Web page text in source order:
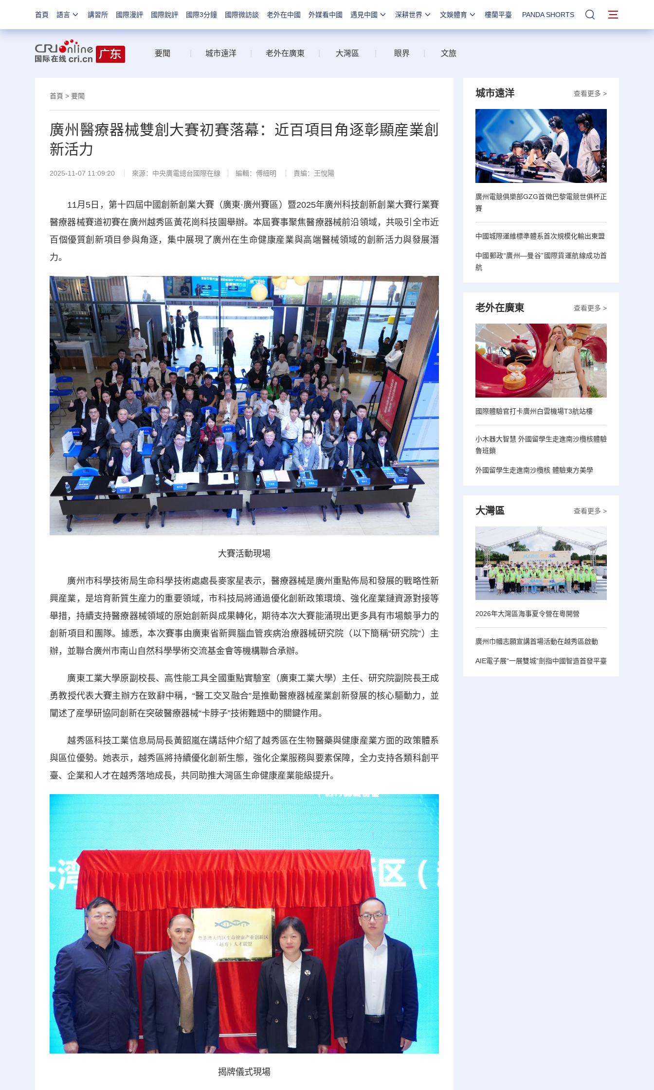
首頁 語言 講習所 國際漫評 國際銳評 國際3分鐘 國際微訪談 老外在中國 外媒看中國 遇見中國 深耕世界 文娛體育 樓蘭平臺 PANDA SHORTS 站內搜索
要聞 城市遠洋 老外在廣東 大灣區 眼界 文旅
首頁 > 要聞
廣州醫療器械雙創大賽初賽落幕：近百項目角逐彰顯産業創
新活力
2025-11-07 11:09:20 來源：中央廣電總台國際在線 編輯：傅細明 責編：王悅陽
11月5日，第十四屆中國創新創業大賽（廣東·廣州賽區）暨2025年廣州科技創新創業大賽行業賽
醫療器械賽道初賽在廣州越秀區黃花崗科技園舉辦。本屆賽事聚焦醫療器械前沿領域，共吸引全市近
百個優質創新項目參與角逐，集中展現了廣州在生命健康産業與高端醫械領域的創新活力與發展潛
力。
大賽活動現場
廣州市科學技術局生命科學技術處處長麥家星表示，醫療器械是廣州重點佈局和發展的戰略性新
興産業，是培育新質生産力的重要領域，市科技局將通過優化創新政策環境、強化産業鏈資源對接等
舉措，持續支持醫療器械領域的原始創新與成果轉化，期待本次大賽能涌現出更多具有市場競爭力的
創新項目和團隊。據悉，本次賽事由廣東省新興腦血管疾病治療器械研究院（以下簡稱“研究院”）主
辦，並聯合廣州市南山自然科學學術交流基金會等機構聯合承辦。
廣東工業大學原副校長、高性能工具全國重點實驗室（廣東工業大學）主任、研究院副院長王成
勇教授代表大賽主辦方在致辭中稱，“醫工交叉融合”是推動醫療器械産業創新發展的核心驅動力，並
闡述了産學研協同創新在突破醫療器械“卡脖子”技術難題中的關鍵作用。
越秀區科技工業信息局局長黃韶嵐在講話仲介紹了越秀區在生物醫藥與健康産業方面的政策體系
與區位優勢。她表示，越秀區將持續優化創新生態，強化企業服務與要素保障，全力支持各類科創平
臺、企業和人才在越秀落地成長，共同助推大灣區生命健康産業能級提升。
揭牌儀式現場
查看更多 >
城市遠洋
廣州電競俱樂部GZG首徵巴黎電競世俱杯正
賽
中國城際運維標準體系首次規模化輸出東盟
中國郵政“廣州—曼谷”國際貨運航線成功首
航
查看更多 >
老外在廣東
國際體驗官打卡廣州白雲機場T3航站樓
小木器大智慧 外國留學生走進南沙欖核體驗
魯班鎖
外國留學生走進南沙欖核 體驗東方美學
查看更多 >
大灣區
2026年大灣區海事夏令營在粵開營
廣州巾幗志願宣講首場活動在越秀區啟動
AIE電子展“一展雙城”劍指中國智造首發平臺